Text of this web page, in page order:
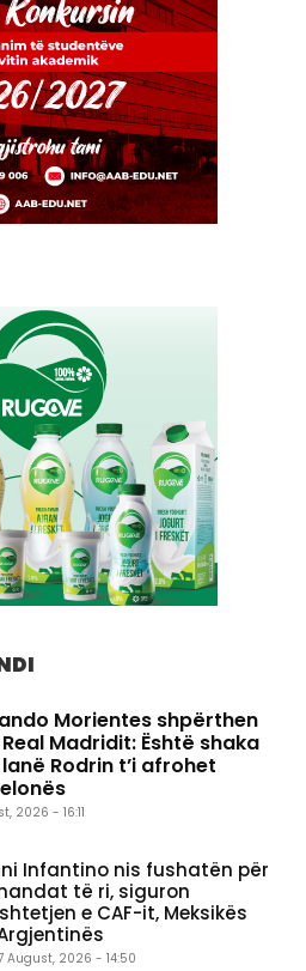
Morientes shpërthen
Madridit: Është shaka
Rodrin t’i afrohet
2026 - 16:11
Infantino nis fushatën për
të ri, siguron
e CAF-it, Meksikës
August, 2026 - 14:50